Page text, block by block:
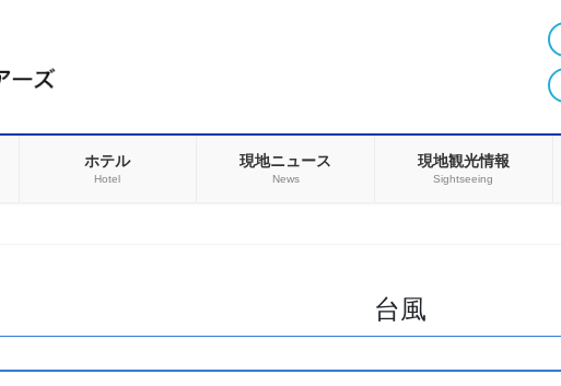
ホテル
Hotel
現地ニュース
News
現地観光情報
Sightseeing
台風